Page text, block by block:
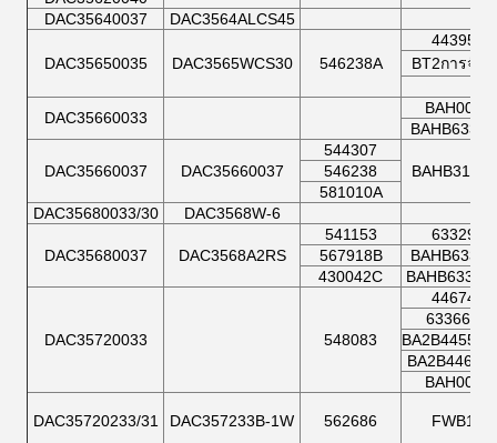
DAC35640037
DAC3564ALCS45
DAC35650035 DAC3565WCS30 546238A
443952
BT2การจัด
DAC35660033
BAH0015
DAC35660037 DAC35660037
544307
546238
581010A
DAC35680033/30
DAC3568W-6
DAC35680037 DAC3568A2RS
541153
633295
567918B
430042C
DAC35720033 548083
446742
633669A
BAH0013
DAC35720233/31 DAC357233B-1W 562686 FWB14